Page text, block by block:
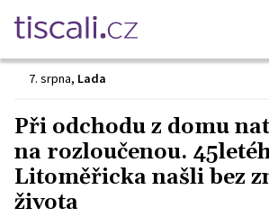
7. srpna, Lada
Při odchodu z domu
na rozloučenou.
Litoměřicka našli bez
života